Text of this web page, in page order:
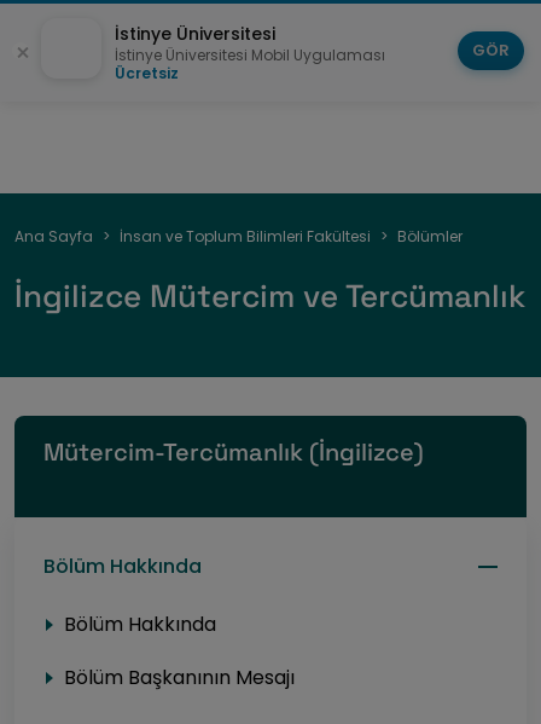
Sayfa
yolu
Ana Sayfa İnsan ve Toplum Bilimleri Fakültesi Bölümler
İngilizce Mütercim ve Tercümanlık
Mütercim-Tercümanlık (İngilizce)
Bölüm Hakkında
Bölüm Hakkında
Bölüm Başkanının Mesajı
İstinye Üniversitesi
İstinye Üniversitesi Mobil Uygulaması
Ücretsiz
GÖR